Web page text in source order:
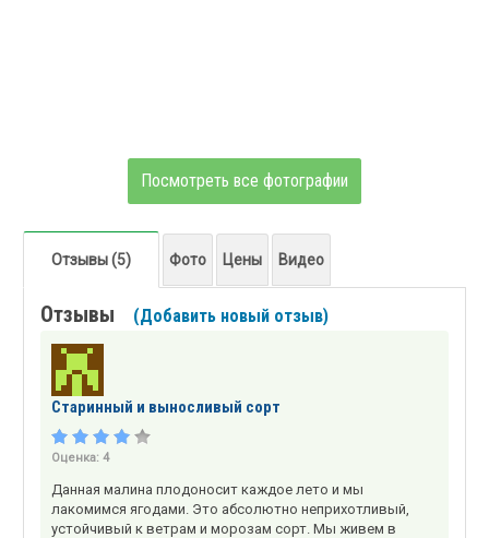
Посмотреть все фотографии
Отзывы (5) Фото Цены Видео
Отзывы (Добавить новый отзыв)
Старинный и выносливый сорт
Оценка: 4
Данная малина плодоносит каждое лето и мы
лакомимся ягодами. Это абсолютно неприхотливый,
устойчивый к ветрам и морозам сорт. Мы живем в